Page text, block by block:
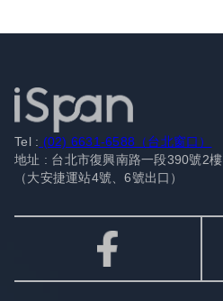
Tel : (02) 6631-6588（台北窗口）
地址 : 台北市復興南路一段390號2樓
（大安捷運站4號、6號出口）